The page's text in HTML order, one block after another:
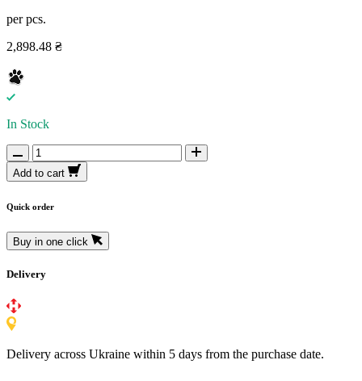
per pcs.
2,898.48 ₴
In Stock
Add to cart
Quick order
Buy in one click
Delivery
Delivery across Ukraine within 5 days from the purchase date.